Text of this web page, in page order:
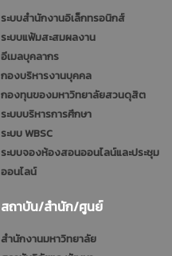
ระบบสำนักงานอิเล็กทรอนิกส์
ระบบแฟ้มสะสมผลงาน
อีเมลบุคลากร
กองบริหารงานบุคคล
กองทุนของมหาวิทยาลัยสวนดุสิต
ระบบบริหารการศึกษา
ระบบ WBSC
ระบบจองห้องสอนออนไลน์และประชุม
ออนไลน์
สถาบัน/สำนัก/ศูนย์
สำนักงานมหาวิทยาลัย